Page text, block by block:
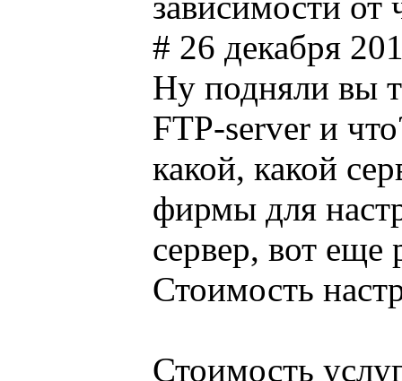
# 26 декабря
Ну подняли вы
FTP-server и
какой, какой
фирмы для
сервер, вот еще
Стоимость
Стоимость